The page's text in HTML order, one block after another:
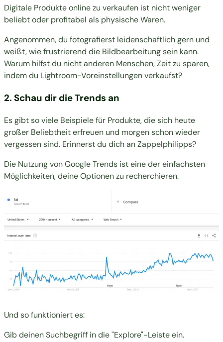
Digitale Produkte online zu verkaufen ist nicht weniger
beliebt oder profitabel als physische Waren.
Angenommen, du fotografierst leidenschaftlich gern und
weißt, wie frustrierend die Bildbearbeitung sein kann.
Warum hilfst du nicht anderen Menschen, Zeit zu sparen,
indem du Lightroom-Voreinstellungen verkaufst?
2. Schau dir die Trends an
Es gibt so viele Beispiele für Produkte, die sich heute
großer Beliebtheit erfreuen und morgen schon wieder
vergessen sind. Erinnerst du dich an Zappelphilipps?
Die Nutzung vonGoogle Trends ist eine der einfachsten
Möglichkeiten, deine Optionen zu recherchieren.
Und so funktioniert es:
Gib deinen Suchbegriff in die "Explore"-Leiste ein.